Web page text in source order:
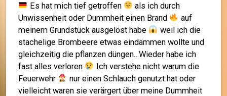
Es hat mich tief getroffen
als ich durch
Unwissenheit oder Dummheit einen Brand
auf
meinem Grundstück ausgelöst habe
weil ich die
stachelige Brombeere etwas eindämmen wollte und
gleichzeitig die pflanzen düngen…Wieder habe ich
fast alles verloren
Ich verstehe nicht warum die
Feuerwehr
nur einen Schlauch genutzt hat oder
vielleicht waren sie verärgert über meine Dummheit